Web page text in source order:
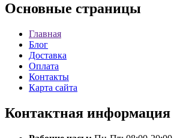
Основные страницы
Главная
Блог
Доставка
Оплата
Контакты
Карта сайта
Контактная информация